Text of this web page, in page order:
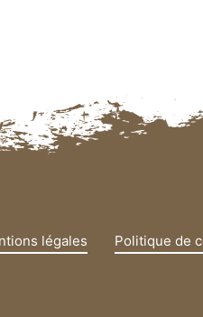
légales
Politique de